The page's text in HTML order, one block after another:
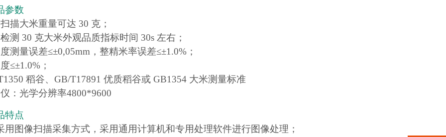
参数
描大米重量可达 30 克；
测 30 克大米外观品质指标时间 30s 左右；
测量误差≤±0,05mm，整精米率误差≤±1.0%；
≤±1.0%；
稻谷、GB/T17891 优质稻谷或 GB1354 大米测量标准
：光学分辨率4800*9600
特点
用图像扫描采集方式，采用通用计算机和专用处理软件进行图像处理；